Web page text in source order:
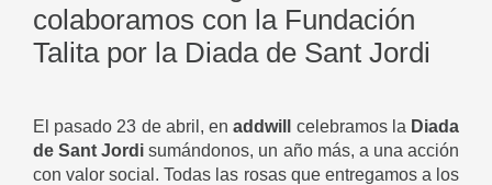
colaboramos con la Fundación
Talita por la Diada de Sant Jordi
El pasado 23 de abril, enaddwill celebramos la Diada
de Sant Jordi sumándonos, un año más, a una acción
con valor social. Todas las rosas que entregamos a los